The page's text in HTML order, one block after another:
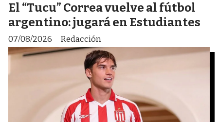
El “Tucu” Correa vuelve al fútbol
argentino: jugará en Estudiantes
Redacción
07/08/2026